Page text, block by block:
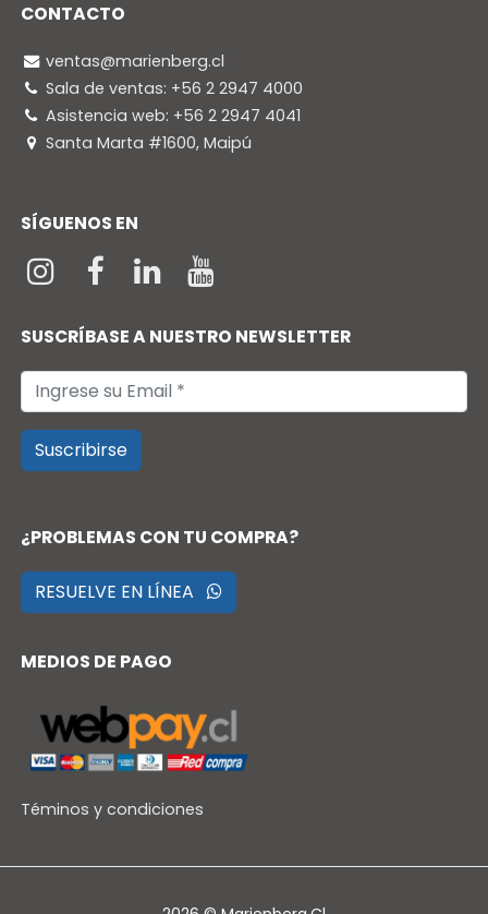
CONTACTO
ventas@marienberg.cl
Sala de ventas: +56 2 2947 4000
Asistencia web: +56 2 2947 4041
Santa Marta #1600, Maipú
SÍGUENOS EN
SUSCRÍBASE A NUESTRO NEWSLETTER
Suscribirse
¿PROBLEMAS CON TU COMPRA?
RESUELVE EN LÍNEA
MEDIOS DE PAGO
Téminos y condiciones